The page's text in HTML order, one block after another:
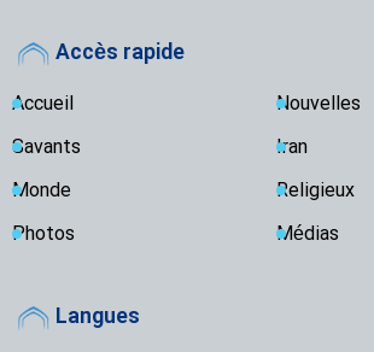
Accès rapide
Accueil
Nouvelles
Savants
Iran
Monde
Religieux
Photos
Médias
Langues